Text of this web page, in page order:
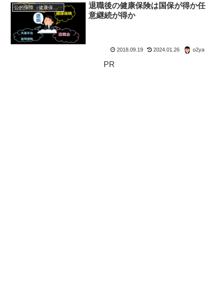
公的保障（健康保険・年金・雇用保険・生活保護・災害時の補償）
退職後の健康保険は国保が得か任
意継続が得か
2018.09.19 2024.01.26 o2ya
PR